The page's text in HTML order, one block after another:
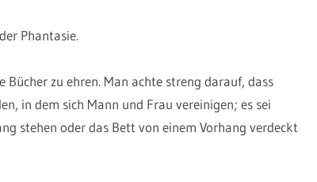
Phantasie.
Bücher zu ehren. Man achte streng darauf, dass
in dem sich Mann und Frau vereinigen; es sei
stehen oder das Bett von einem Vorhang verdeckt